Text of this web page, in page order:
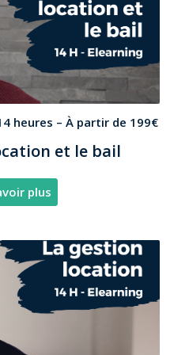
heures –À partir de 199€
et le bail
plus